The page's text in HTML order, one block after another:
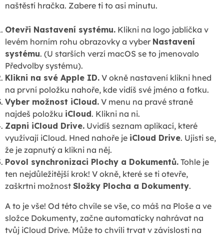
naštěstí hračka. Zabere ti to asi minutu.
Otevři Nastavení systému. Klikni na logo jablíčka v
levém horním rohu obrazovky a vyber Nastavení
systému. (U starších verzí macOS se to jmenovalo
Předvolby systému).
Klikni na své Apple ID. V okně nastavení klikni hned
na první položku nahoře, kde vidíš své jméno a fotku.
Vyber možnost iCloud. V menu na pravé straně
najdeš položku iCloud. Klikni na ni.
Zapni iCloud Drive. Uvidíš seznam aplikací, které
využívají iCloud. Hned nahoře je iCloud Drive. Ujisti se,
že je zapnutý a klikni na něj.
Povol synchronizaci Plochy a Dokumentů. Tohle je
ten nejdůležitější krok! V okně, které se ti otevře,
zaškrtni možnost Složky Plocha a Dokumenty.
A to je vše! Od této chvíle se vše, co máš na Ploše a ve
složce Dokumenty, začne automaticky nahrávat na
tvůj iCloud Drive. Může to chvíli trvat v závislosti na